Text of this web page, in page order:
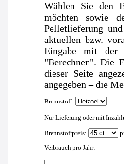
Wählen Sie den
möchten sowie
Pelletlieferung
aktuellen bzw.
Eingabe mit der
"Berechnen". Die
dieser Seite
angegeben – die
Brennstoff:
Nur Lieferung oder mit
Brennstoffpreis:
Verbrauch pro Jahr: